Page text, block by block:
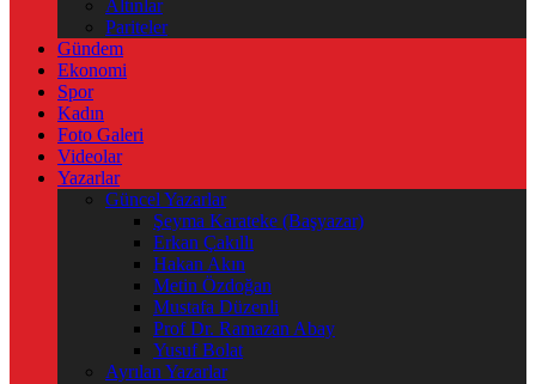
Altınlar
Pariteler
Gündem
Ekonomi
Spor
Kadın
Foto Galeri
Videolar
Yazarlar
Güncel Yazarlar
Şeyma Karateke (Başyazar)
Erkan Çakıllı
Hakan Akın
Metin Özdoğan
Mustafa Düzenli
Prof Dr. Ramazan Abay
Yusuf Bolat
Ayrılan Yazarlar